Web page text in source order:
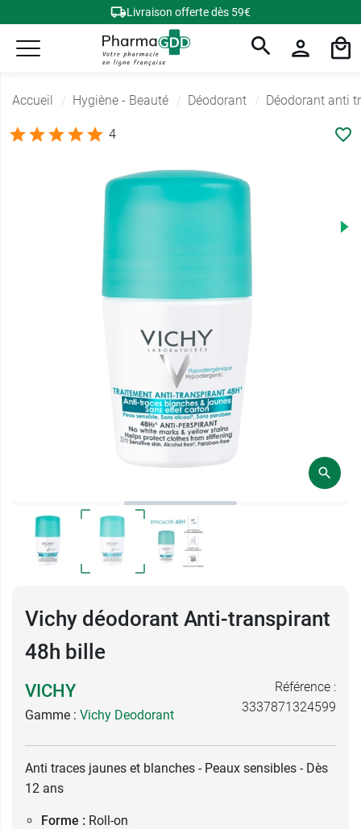
Livraison offerte dès 59€
Accueil Hygiène - Beauté Déodorant Déodorant anti
4
Vichy déodorant Anti-transpirant
48h bille
VICHY
Gamme : Vichy Deodorant
Référence :
3337871324599
Anti traces jaunes et blanches - Peaux sensibles - Dès
12 ans
Forme : Roll-on